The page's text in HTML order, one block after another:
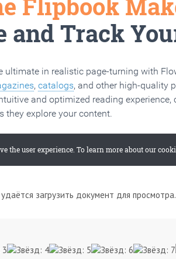
удаётся загрузить документ для просмотра.